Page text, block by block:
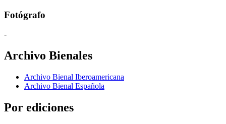
Fotógrafo
-
Archivo Bienales
Archivo Bienal Iberoamericana
Archivo Bienal Española
Por ediciones